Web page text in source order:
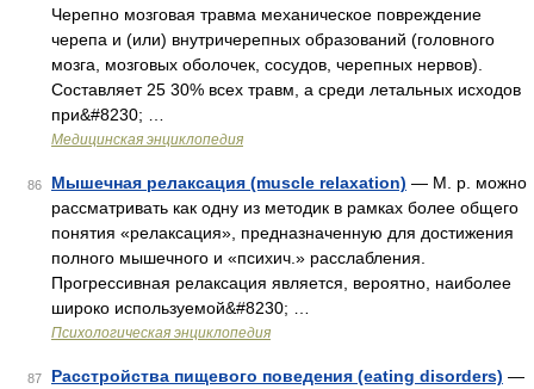
Черепно мозговая травма механическое повреждение
черепа и (или) внутричерепных образований (головного
мозга, мозговых оболочек, сосудов, черепных нервов).
Составляет 25 30% всех травм, а среди летальных исходов
при&#8230; …
Медицинская энциклопедия
86 Мышечная релаксация (muscle relaxation) — М. р. можно
рассматривать как одну из методик в рамках более общего
понятия «релаксация», предназначенную для достижения
полного мышечного и «психич.» расслабления.
Прогрессивная релаксация является, вероятно, наиболее
широко используемой&#8230; …
Психологическая энциклопедия
87 Расстройства пищевого поведения (eating disorders) —